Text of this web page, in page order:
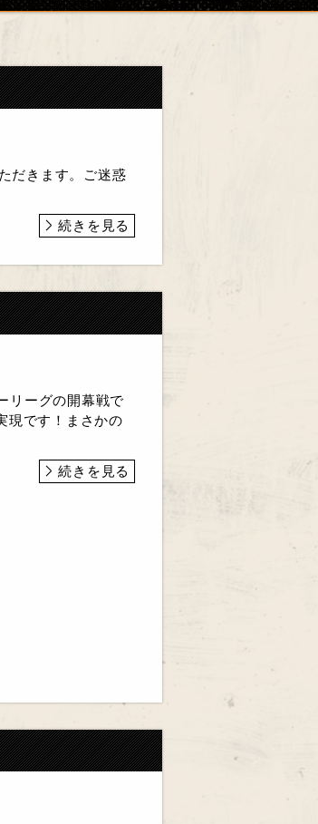
だきます。ご迷惑
続きを見る
リーグの開幕戦で
現です！まさかの
続きを見る